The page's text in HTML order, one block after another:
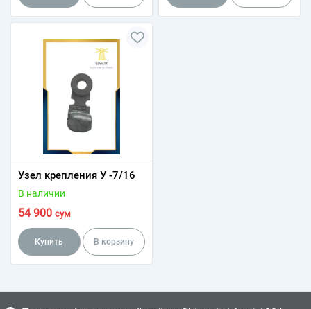
Узел крепления У -7/16
В наличии
54 900 сум
Купить В корзину